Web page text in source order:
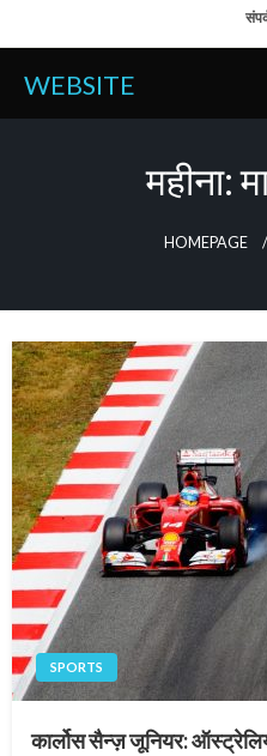
to
content
WEBSITE
महीना:
HOMEPAGE
SPORTS
कार्लोस सैन्ज़ जूनियर: